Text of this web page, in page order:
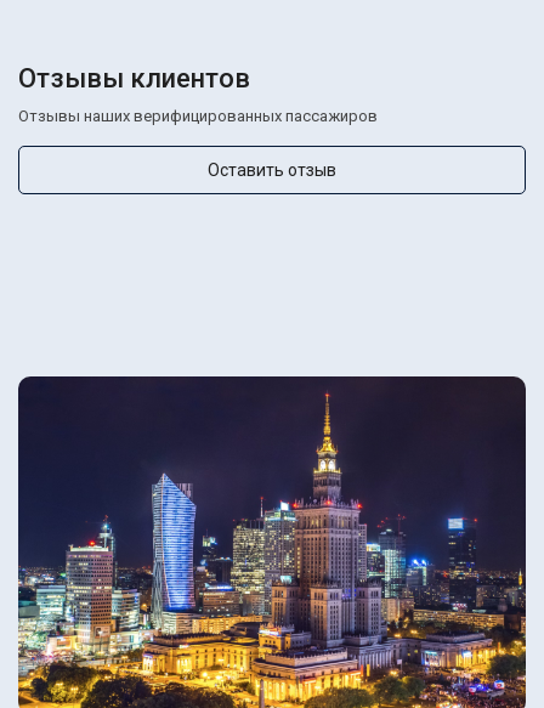
Отзывы клиентов
Отзывы наших верифицированных пассажиров
Оставить отзыв